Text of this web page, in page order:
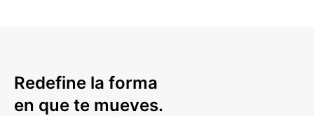
Redefine la forma
en que te mueves.